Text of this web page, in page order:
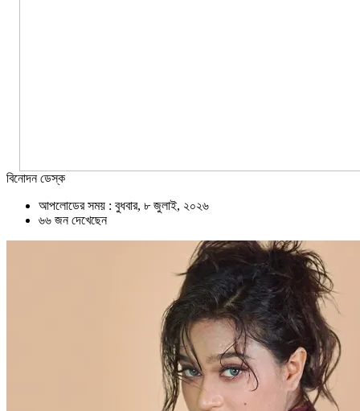
বিনোদন ডেস্ক
আপলোডের সময় : বুধবার, ৮ জুলাই, ২০২৬
৬৬ জন দেখেছেন